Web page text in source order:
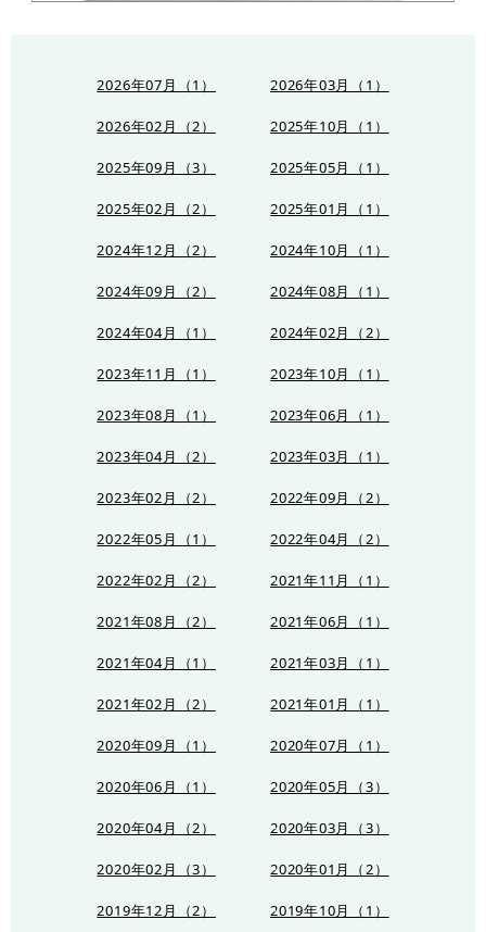
2026年07月（1） 2026年03月（1）
2026年02月（2） 2025年10月（1）
2025年09月（3） 2025年05月（1）
2025年02月（2） 2025年01月（1）
2024年12月（2） 2024年10月（1）
2024年09月（2） 2024年08月（1）
2024年04月（1） 2024年02月（2）
2023年11月（1） 2023年10月（1）
2023年08月（1） 2023年06月（1）
2023年04月（2） 2023年03月（1）
2023年02月（2） 2022年09月（2）
2022年05月（1） 2022年04月（2）
2022年02月（2） 2021年11月（1）
2021年08月（2） 2021年06月（1）
2021年04月（1） 2021年03月（1）
2021年02月（2） 2021年01月（1）
2020年09月（1） 2020年07月（1）
2020年06月（1） 2020年05月（3）
2020年04月（2） 2020年03月（3）
2020年02月（3） 2020年01月（2）
2019年12月（2） 2019年10月（1）